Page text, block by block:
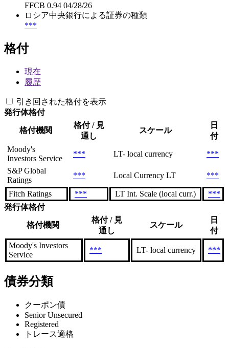
FFCB 0.94 04/28/26
ロシア中央銀行による証券の種類
***
格付
現在
履歴
引き回された格付を表示
発行体格付
格付機関
格付 / 見
通し
スケール
日
付
Moody's
Investors Service
*** LT- local currency
***
S&P Global
Ratings
*** Local Currency LT ***
Fitch Ratings *** LT Int. Scale (local curr.)
***
発行体格付
格付機関
格付 / 見
通し
スケール
日
付
Moody's Investors
Service
*** LT- local currency ***
債券分類
クーポン債
Senior Unsecured
Registered
トレース適格